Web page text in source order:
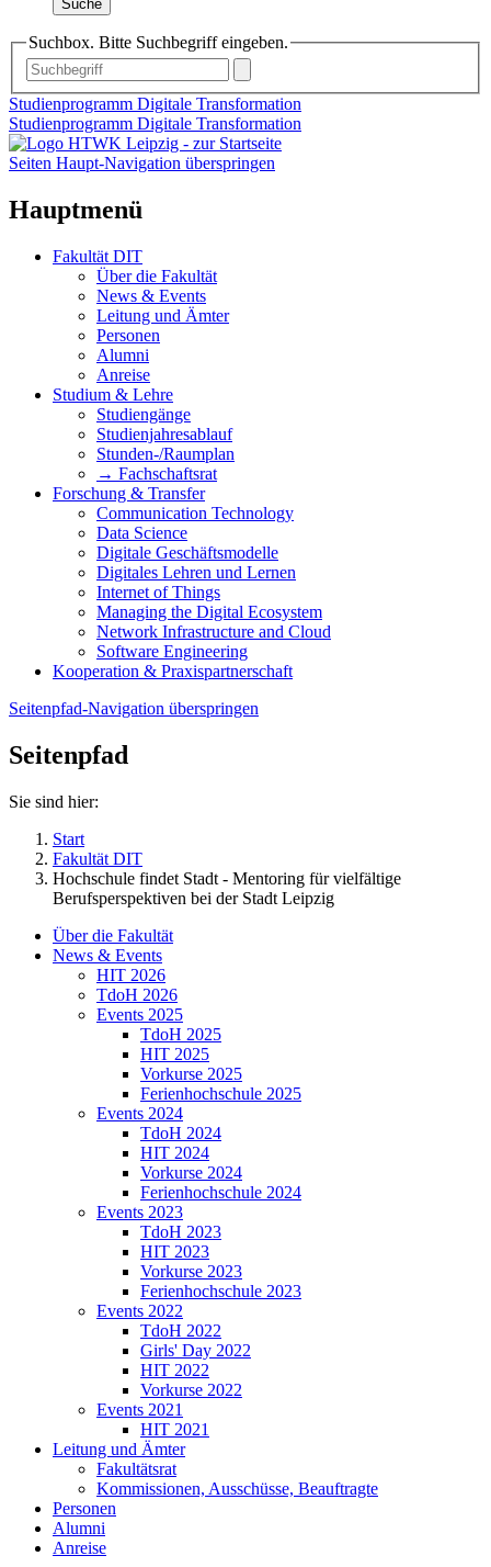
Suche
Suchbox. Bitte Suchbegriff eingeben.
Studienprogramm Digitale Transformation
Studienprogramm Digitale Transformation
Seiten Haupt-Navigation überspringen
Hauptmenü
Fakultät DIT
Über die Fakultät
News & Events
Leitung und Ämter
Personen
Alumni
Anreise
Studium & Lehre
Studiengänge
Studienjahresablauf
Stunden-/Raumplan
→ Fachschaftsrat
Forschung & Transfer
Communication Technology
Data Science
Digitale Geschäftsmodelle
Digitales Lehren und Lernen
Internet of Things
Managing the Digital Ecosystem
Network Infrastructure and Cloud
Software Engineering
Kooperation & Praxispartnerschaft
Seitenpfad-Navigation überspringen
Seitenpfad
Sie sind hier:
Start
Fakultät DIT
Hochschule findet Stadt - Mentoring für vielfältige
Berufsperspektiven bei der Stadt Leipzig
Über die Fakultät
News & Events
HIT 2026
TdoH 2026
Events 2025
TdoH 2025
HIT 2025
Vorkurse 2025
Ferienhochschule 2025
Events 2024
TdoH 2024
HIT 2024
Vorkurse 2024
Ferienhochschule 2024
Events 2023
TdoH 2023
HIT 2023
Vorkurse 2023
Ferienhochschule 2023
Events 2022
TdoH 2022
Girls' Day 2022
HIT 2022
Vorkurse 2022
Events 2021
HIT 2021
Leitung und Ämter
Fakultätsrat
Kommissionen, Ausschüsse, Beauftragte
Personen
Alumni
Anreise